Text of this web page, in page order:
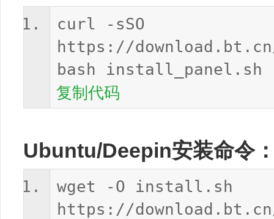
curl -sSO
https://
bash install_panel.sh
复制代码
Ubuntu/Deepin安装命令
wget -O install.sh
https://